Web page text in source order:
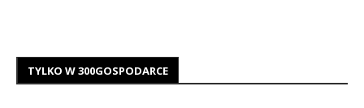
TYLKO W 300GOSPODARCE